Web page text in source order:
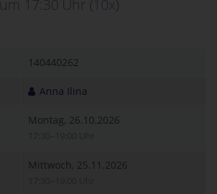
um 17:30 Uhr (10x)
140440262
Anna Ilina
Montag, 26.10.2026
Mittwoch, 25.11.2026